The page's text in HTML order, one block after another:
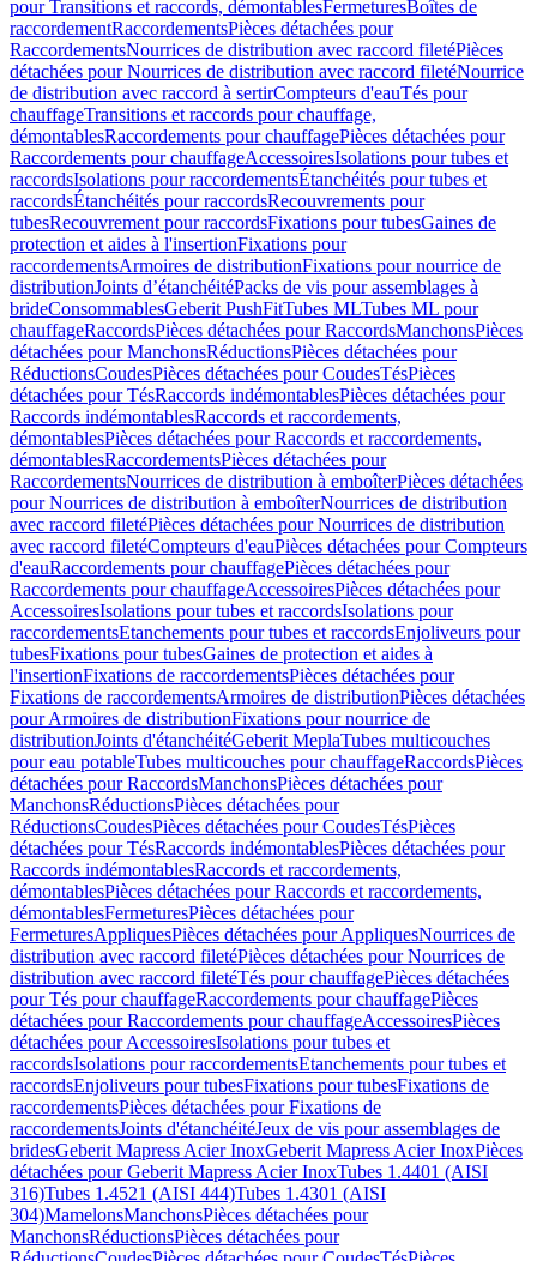
pour Transitions et raccords, démontablesFermeturesBoîtes de
raccordementRaccordementsPièces détachées pour
RaccordementsNourrices de distribution avec raccord filetéPièces
détachées pour Nourrices de distribution avec raccord filetéNourrice
de distribution avec raccord à sertirCompteurs d'eauTés pour
chauffageTransitions et raccords pour chauffage,
démontablesRaccordements pour chauffagePièces détachées pour
Raccordements pour chauffageAccessoiresIsolations pour tubes et
raccordsIsolations pour raccordementsÉtanchéités pour tubes et
raccordsÉtanchéités pour raccordsRecouvrements pour
tubesRecouvrement pour raccordsFixations pour tubesGaines de
protection et aides à l'insertionFixations pour
raccordementsArmoires de distributionFixations pour nourrice de
distributionJoints d’étanchéitéPacks de vis pour assemblages à
brideConsommablesGeberit PushFitTubes MLTubes ML pour
chauffageRaccordsPièces détachées pour RaccordsManchonsPièces
détachées pour ManchonsRéductionsPièces détachées pour
RéductionsCoudesPièces détachées pour CoudesTésPièces
détachées pour TésRaccords indémontablesPièces détachées pour
Raccords indémontablesRaccords et raccordements,
démontablesPièces détachées pour Raccords et raccordements,
démontablesRaccordementsPièces détachées pour
RaccordementsNourrices de distribution à emboîterPièces détachées
pour Nourrices de distribution à emboîterNourrices de distribution
avec raccord filetéPièces détachées pour Nourrices de distribution
avec raccord filetéCompteurs d'eauPièces détachées pour Compteurs
d'eauRaccordements pour chauffagePièces détachées pour
Raccordements pour chauffageAccessoiresPièces détachées pour
AccessoiresIsolations pour tubes et raccordsIsolations pour
raccordementsEtanchements pour tubes et raccordsEnjoliveurs pour
tubesFixations pour tubesGaines de protection et aides à
l'insertionFixations de raccordementsPièces détachées pour
Fixations de raccordementsArmoires de distributionPièces détachées
pour Armoires de distributionFixations pour nourrice de
distributionJoints d'étanchéitéGeberit MeplaTubes multicouches
pour eau potableTubes multicouches pour chauffageRaccordsPièces
détachées pour RaccordsManchonsPièces détachées pour
ManchonsRéductionsPièces détachées pour
RéductionsCoudesPièces détachées pour CoudesTésPièces
détachées pour TésRaccords indémontablesPièces détachées pour
Raccords indémontablesRaccords et raccordements,
démontablesPièces détachées pour Raccords et raccordements,
démontablesFermeturesPièces détachées pour
FermeturesAppliquesPièces détachées pour AppliquesNourrices de
distribution avec raccord filetéPièces détachées pour Nourrices de
distribution avec raccord filetéTés pour chauffagePièces détachées
pour Tés pour chauffageRaccordements pour chauffagePièces
détachées pour Raccordements pour chauffageAccessoiresPièces
détachées pour AccessoiresIsolations pour tubes et
raccordsIsolations pour raccordementsEtanchements pour tubes et
raccordsEnjoliveurs pour tubesFixations pour tubesFixations de
raccordementsPièces détachées pour Fixations de
raccordementsJoints d'étanchéitéJeux de vis pour assemblages de
bridesGeberit Mapress Acier InoxGeberit Mapress Acier InoxPièces
détachées pour Geberit Mapress Acier InoxTubes 1.4401 (AISI
316)Tubes 1.4521 (AISI 444)Tubes 1.4301 (AISI
304)MamelonsManchonsPièces détachées pour
ManchonsRéductionsPièces détachées pour